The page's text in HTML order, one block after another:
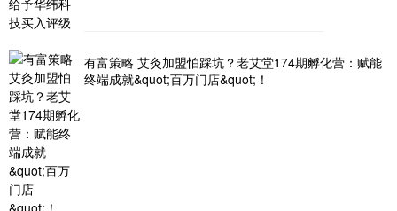
有富策略 艾灸加盟怕踩坑？老艾堂174期孵化营：赋能
终端成就&quot;百万门店&quot;！